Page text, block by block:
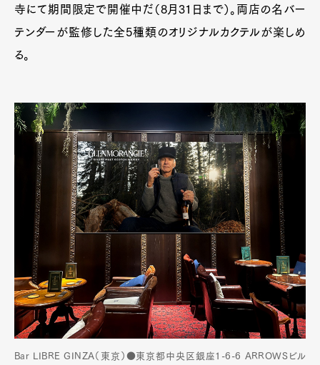
寺にて期間限定で開催中だ（8月31日まで）。両店の名バー
テンダーが監修した全5種類のオリジナルカクテルが楽しめ
る。
Bar LIBRE GINZA（東京）●東京都中央区銀座1-6-6 ARROWSビル